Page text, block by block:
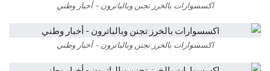
اكسسوارات بالخرز تجنن وبالباترون – أخبار وطني
اكسسوارات بالخرز تجنن وبالباترون – أخبار وطني